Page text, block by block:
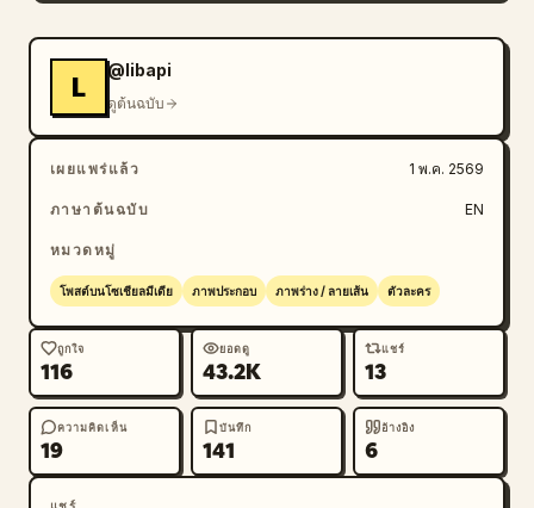
L
@libapi
ดูต้นฉบับ
เผยแพร่แล้ว 1 พ.ค. 2569
ภาษาต้นฉบับ EN
หมวดหมู่
โพสต์บนโซเชียลมีเดีย ภาพประกอบ ภาพร่าง / ลายเส้น ตัวละคร
ถูกใจ
116
ยอดดู
43.2K
แชร์
13
ความคิดเห็น
19
บันทึก
141
อ้างอิง
6